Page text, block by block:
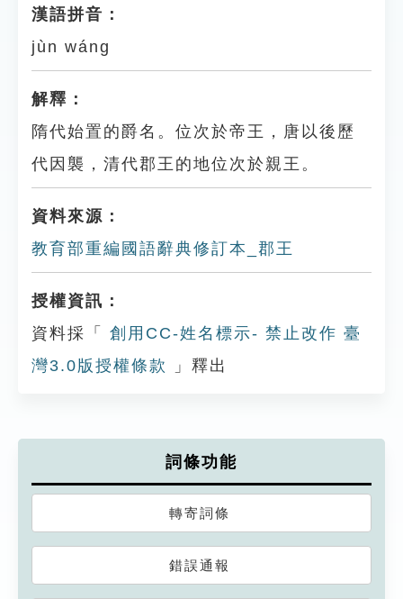
漢語拼音：
jùn wáng
解釋：
隋代始置的爵名。位次於帝王，唐以後歷
代因襲，清代郡王的地位次於親王。
資料來源：
教育部重編國語辭典修訂本_郡王
授權資訊：
資料採「
創用CC-姓名標示- 禁止改作 臺
灣3.0版授權條款
」釋出
詞條功能
轉寄詞條
錯誤通報